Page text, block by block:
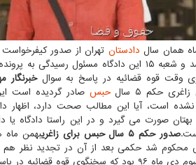
دادستان تهران از صدور
پرونده زاغری خبرداد و بعد از انجام تحقیقات با صدور کیفرخواست به دادگاه انقلاب ارسال شد و شعبه ۱۵ این دادگاه مسئول
خبرنگار
حکم ۵ سال
حبس صادر گردیده است
نشده است، آیا این مطالب صحت دارد، اظهار
صورت می گیرد و در این راستا دادگاه یا
صدور حکم ۵ سال حبس برای زاغری
بهمن ماه
پرونده و تشکیل دادگاه، زاغری در دادگاه انقلاب به ۵ سال حبس محکوم شد حکمی بعد از آن در تجدید
سوم دی ماه ۹۶ بود که سخنگوی قوه قضائیه در